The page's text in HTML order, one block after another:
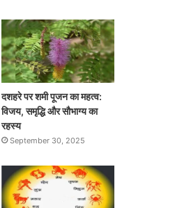
दशहरे पर शमी पूजन का महत्व:
विजय, समृद्धि और सौभाग्य का
रहस्य
September 30, 2025